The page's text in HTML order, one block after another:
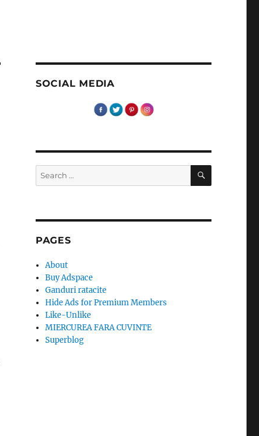
SOCIAL MEDIA
Search
for:
SEARCH
PAGES
About
Buy Adspace
Ganduri ratacite
Hide Ads for Premium Members
Like-Unlike
MIERCUREA FARA CUVINTE
Superblog